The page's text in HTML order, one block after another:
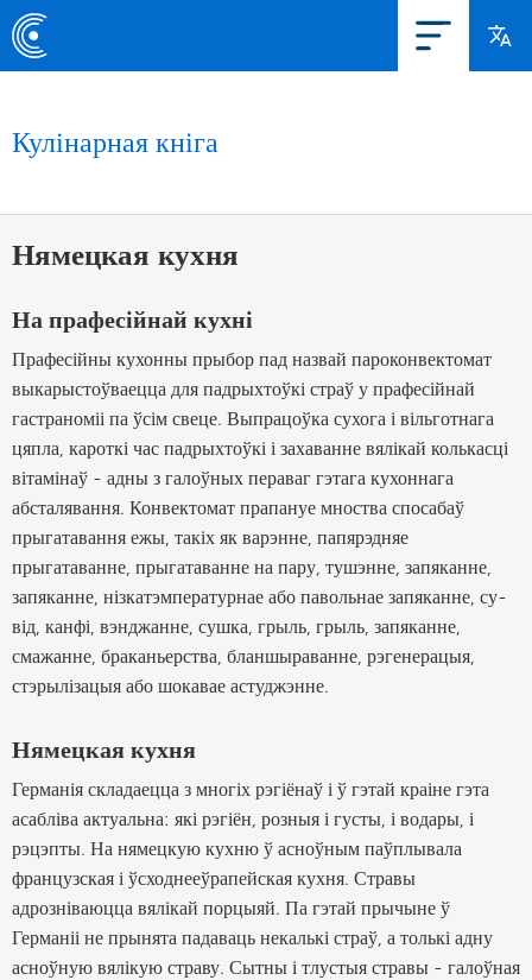
Кулінарная кніга
Нямецкая кухня
На прафесійнай кухні
Прафесійны кухонны прыбор пад назвай пароконвектомат
выкарыстоўваецца для падрыхтоўкі страў у прафесійнай
гастраноміі па ўсім свеце. Выпрацоўка сухога і вільготнага
цяпла, кароткі час падрыхтоўкі і захаванне вялікай колькасці
вітамінаў - адны з галоўных пераваг гэтага кухоннага
абсталявання. Конвектомат прапануе мноства спосабаў
прыгатавання ежы, такіх як варэнне, папярэдняе
прыгатаванне, прыгатаванне на пару, тушэнне, запяканне,
запяканне, нізкатэмпературнае або павольнае запяканне, су-
від, канфі, вэнджанне, сушка, грыль, грыль, запяканне,
смажанне, браканьерства, бланшыраванне, рэгенерацыя,
стэрылізацыя або шокавае астуджэнне.
Нямецкая кухня
Германія складаецца з многіх рэгіёнаў і ў гэтай краіне гэта
асабліва актуальна: які рэгіён, розныя і густы, і водары, і
рэцэпты. На нямецкую кухню ў асноўным паўплывала
французская і ўсходнееўрапейская кухня. Стравы
адрозніваюцца вялікай порцыяй. Па гэтай прычыне ў
Германіі не прынята падаваць некалькі страў, а толькі адну
асноўную вялікую страву. Сытны і тлустыя стравы - галоўная